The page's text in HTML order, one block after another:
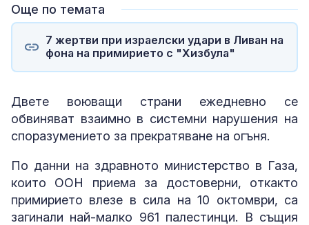
Още по темата
7 жертви при израелски удари в Ливан на
фона на примирието с "Хизбула"
Двете воюващи страни ежедневно се
обвиняват взаимно в системни нарушения на
споразумението за прекратяване на огъня.
По данни на здравното министерство в Газа,
които ООН приема за достоверни, откакто
примирието влезе в сила на 10 октомври, са
загинали най-малко 961 палестинци. В същия